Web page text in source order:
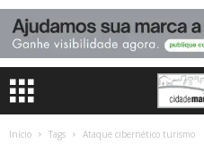
Início Tags Ataque cibernético turismo